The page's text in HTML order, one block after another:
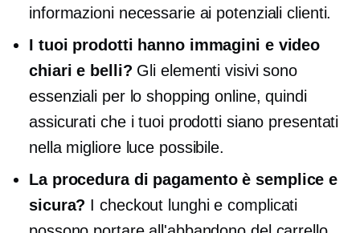
informazioni necessarie ai potenziali clienti.
I tuoi prodotti hanno immagini e video
chiari e belli? Gli elementi visivi sono
essenziali per lo shopping online, quindi
assicurati che i tuoi prodotti siano presentati
nella migliore luce possibile.
La procedura di pagamento è semplice e
sicura? I checkout lunghi e complicati